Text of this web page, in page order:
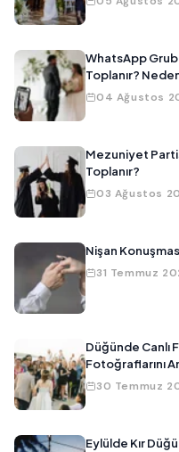
WhatsApp
Toplanır?
04 Ağustos
Mezuniyet
Toplanır?
03 Ağustos
Nişan
31 Temmuz
Düğünde Canlı
Fotoğraflarını
30 Temmuz
Eylülde Kır